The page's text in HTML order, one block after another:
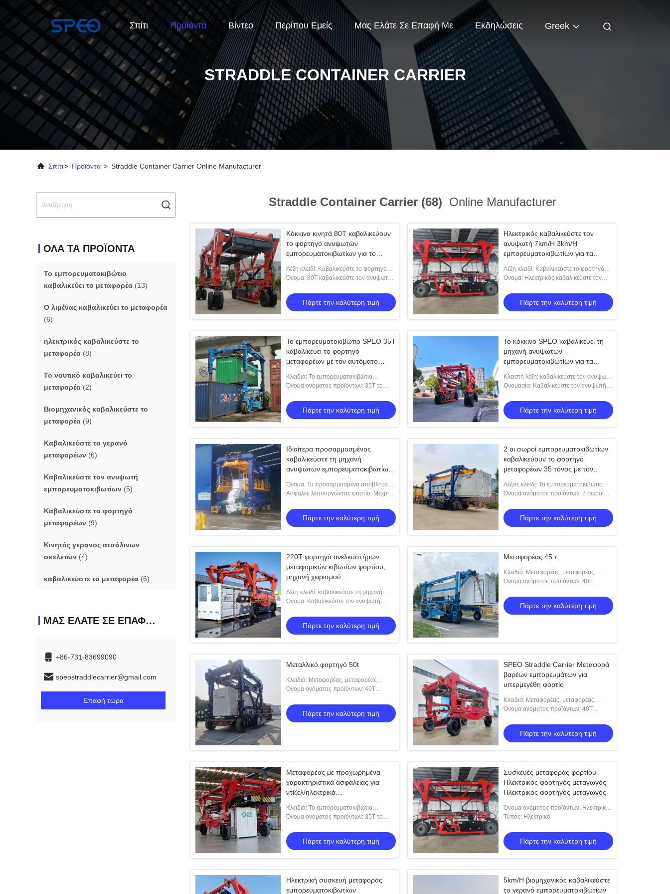
Σπίτι Προϊόντα Βίντεο Περίπου Εμείς Μας Ελάτε Σε Επαφή Με Εκδηλώσεις Greek
STRADDLE CONTAINER CARRIER
Σπίτι> Προϊόντα > Straddle Container Carrier Online Manufacturer
ΟΛΑ ΤΑ ΠΡΟΪΟΝΤΑ
Το εμπορευματοκιβώτιο
καβαλικεύει το μεταφορέα (13)
Ο λιμένας καβαλικεύει το μεταφορέα
(6)
ηλεκτρικός καβαλικεύστε το
μεταφορέα (8)
Το ναυτικό καβαλικεύει το
μεταφορέα (2)
Βιομηχανικός καβαλικεύστε το
μεταφορέα (9)
Καβαλικεύστε το γερανό
μεταφορέων (6)
Καβαλικεύστε τον ανυψωτή
εμπορευματοκιβωτίων (5)
Καβαλικεύστε το φορτηγό
μεταφορέων (9)
Κινητός γερανός ατσάλινων
σκελετών (4)
καβαλικεύστε το μεταφορέα (6)
ΜΑΣ ΕΛΆΤΕ ΣΕ ΕΠΑΦΉ ΜΕ
+86-731-83699090
speostraddlecarrier@gmail.com
Επαφή τώρα
Straddle Container Carrier (68) Online Manufacturer
Κόκκινα κινητά 80T καβαλικεύουν
το φορτηγό ανυψωτών
εμπορευματοκιβωτίων για το
Λέξη κλειδί: Καβαλικεύστε το φορτηγό
ανυψωτών εμπορευματοκιβωτίων
Όνομα: 80T καβαλικεύστε τον ανυψωτή
ναυπηγείο στην ανύψωση φορτηγών
Πάρτε την καλύτερη τιμή
Ηλεκτρικός καβαλικεύστε τον
ανυψωτή 7km/H 3km/H
εμπορευματοκιβωτίων για τα
Λέξη κλειδί: Καβαλικεύστε το φορτηγό
ανυψωτών εμπορευματοκιβωτίων
Όνομα: Ηλεκτρικός καβαλικεύστε τον
μεγέθους φορτία
Πάρτε την καλύτερη τιμή
Το εμπορευματοκιβώτιο SPEO 35T
καβαλικεύει το φορτηγό
μεταφορέων με τον αυτόματο
Κλειδιά: Το εμπορευματοκιβώτιο
καβαλικεύει το μεταφορέα
Όνομα ονόματος προϊόντων: 35T το
μεταφορέα με τον αυτόματο διαστολέα
Πάρτε την καλύτερη τιμή
Το κόκκινο SPEO καβαλικεύει τη
μηχανή ανυψωτών
εμπορευματοκιβωτίων για τα
προκατασκευασμένο σκυρόδεμα
Κλειστή λέξη: καβαλικεύστε τον ανυψωτή
μεταφορέων
Ονομασία: Καβαλικεύστε τον ανυψωτή
και προκατασκευάστε το σκυρόδεμα
Πάρτε την καλύτερη τιμή
Ιδιαίτερα προσαρμοσμένος
καβαλικεύστε τη μηχανή
ανυψωτών εμπορευματοκιβωτίων
Όνομα: Τα προσαρμοσμένα απόβλητα
χάλυβα δομών χάλυβα καβαλικεύουν τον
Ασφαλές λειτουργώντας φορτίο: Μέχρι
Πάρτε την καλύτερη τιμή
2 οι σωροί εμπορευματοκιβωτίων
καβαλικεύουν το φορτηγό
μεταφορέων 35 τόνος με τον
Λέξεις κλειδί: Το εμπορευματοκιβώτιο
καβαλικεύει το μεταφορέα
Όνομα ονόματος προϊόντων: 2 σωροί
μεταφορέα με τον αυτόματο διαστολέα
20 " 40 "Πάρτε την καλύτερη τιμή
220T φορτηγό ανελκυστήρων
μεταφορικών κιβωτίων φορτίου,
μηχανή χειρισμού
Λέξη κλειδί: καβαλικεύστε τη μηχανή
ανυψωτών εμπορευματοκιβωτίων
Όνομα: Καβαλικεύστε τον ανυψωτή
μακροχρόνια μεγάλου μεγέθους φορτία
Πάρτε την καλύτερη τιμή
Μεταφορέας 45 τ.
Κλειδιά: Μεταφορέας, μεταφορέας
εμπορευματοκιβωτίου, μεταφορέας
εμπορευματοκιβω
Όνομα ονόματος προϊόντων: 40T
μεταφορέα με τον τηλεχειρισμό
Πάρτε την καλύτερη τιμή
Μεταλλικό φορτηγό 50t
Κλειδιά: Μεταφορέας, μεταφορέας
εμπορευματοκιβωτίου, μεταφορέας
εμπορευματοκιβω
Όνομα ονόματος προϊόντων: 40T
μεταφορέα με τον τηλεχειρισμό
Πάρτε την καλύτερη τιμή
SPEO Straddle Carrier Μεταφορά
βαρέων εμπορευμάτων για
υπερμεγέθη φορτίο
Κλειδιά: Μεταφορέας, μεταφορέας
εμπορευματοκιβωτίου, μεταφορέας
εμπορευματοκιβω
Όνομα ονόματος προϊόντων: 40T
μεταφορέα με τον τηλεχειρισμό
Πάρτε την καλύτερη τιμή
Μεταφορέας με προχωρημένα
χαρακτηριστικά ασφάλειας για
ντίζελ/ηλεκτρικά
Κλειδιά: Το εμπορευματοκιβώτιο
καβαλικεύει το μεταφορέα
Όνομα ονόματος προϊόντων: 35T το
μεταφορέα με τον αυτόματο διαστολέα
Πάρτε την καλύτερη τιμή
Συσκευές μεταφοράς φορτίου
Ηλεκτρικός φορτηγός μεταγωγός
Ηλεκτρικός φορτηγός μεταγωγός
Όνομα ονόματος προϊόντων: Ηλεκτρικός
φορητός φορτηγός 70T
Τύπος: Ηλεκτρικό
Πάρτε την καλύτερη τιμή
Ηλεκτρική συσκευή μεταφοράς
εμπορευματοκιβωτίων
5km/H βιομηχανικός καβαλικεύστε
το γερανό εμπορευματοκιβωτίων